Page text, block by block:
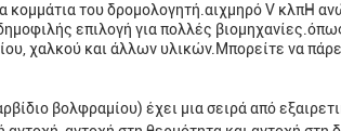
κομμάτια του δρομολογητή.αιχμηρό V κλπΗ
επιλογή για πολλές
χαλκού και άλλων υλικών.Μπορείτε να
βολφραμίου) έχει μια σειρά από